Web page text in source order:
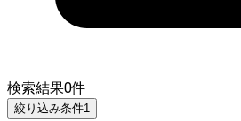
検索結果0件
絞り込み条件1